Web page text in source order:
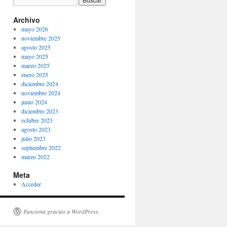
Archivo
mayo 2026
noviembre 2025
agosto 2025
mayo 2025
marzo 2025
enero 2025
diciembre 2024
noviembre 2024
junio 2024
diciembre 2023
octubre 2023
agosto 2023
julio 2023
septiembre 2022
marzo 2022
Meta
Acceder
Funciona gracias a WordPress.